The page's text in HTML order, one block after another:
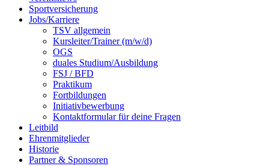
Sportversicherung
Jobs/Karriere
TSV allgemein
Kursleiter/Trainer (m/w/d)
OGS
duales Studium/Ausbildung
FSJ / BFD
Praktikum
Fortbildungen
Initiativbewerbung
Kontaktformular für deine Fragen
Leitbild
Ehrenmitglieder
Historie
Partner & Sponsoren